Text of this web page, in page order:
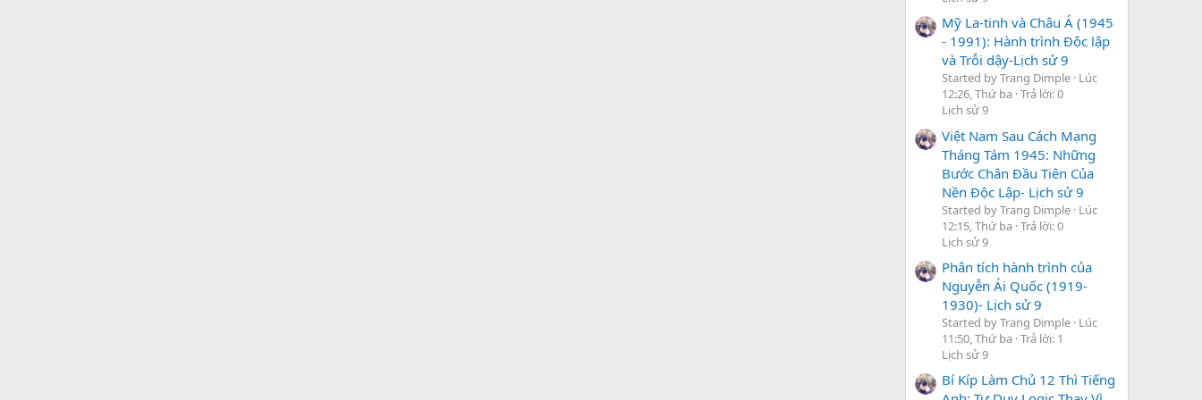
Mỹ La-tinh và Châu Á (1945
- 1991): Hành trình Độc lập
và Trỗi dậy-Lịch sử 9
Started by Trang Dimple Lúc
12:26, Thứ ba Trả lời: 0
Lịch sử 9
Việt Nam Sau Cách Mạng
Tháng Tám 1945: Những
Bước Chân Đầu Tiên Của
Nền Độc Lập- Lịch sử 9
Started by Trang Dimple Lúc
12:15, Thứ ba Trả lời: 0
Lịch sử 9
Phân tích hành trình của
Nguyễn Ái Quốc (1919-
1930)- Lịch sử 9
Started by Trang Dimple Lúc
11:50, Thứ ba Trả lời: 1
Lịch sử 9
Bí Kíp Làm Chủ 12 Thì Tiếng